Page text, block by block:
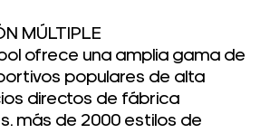
MÚLTIPLE
ofrece una amplia gama de
populares de alta
directos de fábrica
más de 2000 estilos de